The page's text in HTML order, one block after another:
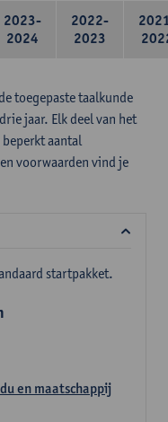
2023-
2024
2022-
2023
toegepaste taalkunde
jaar. Elk deel van het
aantal
voorwaarden vind je
startpakket.
en maatschappij